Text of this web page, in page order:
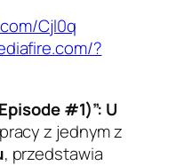
Cjl0q
?
#1)”: U
z jednym z
, przedstawia